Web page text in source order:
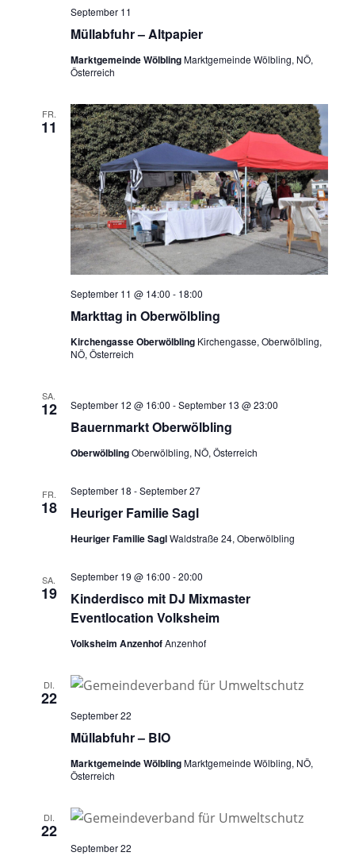
Müllabfuhr – Altpapier
September 11
Marktgemeinde WölblingMarktgemeinde Wölbling, NÖ,
Österreich
FR.
11
Markttag in Oberwölbling
September 11 @ 14:00 - 18:00
Kirchengasse Oberwölbling Kirchengasse, Oberwölbling,
NÖ, Österreich
SA.
12
Bauernmarkt Oberwölbling
September 12 @ 16:00 -September 13 @ 23:00
OberwölblingOberwölbling, NÖ, Österreich
FR.
18 Heuriger Familie Sagl
September 18 -September 27
Heuriger Familie SaglWaldstraße 24, Oberwölbling
SA.
19
Kinderdisco mit DJ Mixmaster
Eventlocation Volksheim
September 19 @ 16:00 -20:00
Volksheim AnzenhofAnzenhof
DI.
22
Müllabfuhr – BIO
September 22
Marktgemeinde WölblingMarktgemeinde Wölbling, NÖ,
Österreich
DI.
22
September 22